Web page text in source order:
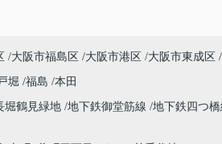
大阪市福島区 大阪市港区 大阪市東成区
堀 福島 本田
堀鶴見緑地 地下鉄御堂筋線 地下鉄四つ橋